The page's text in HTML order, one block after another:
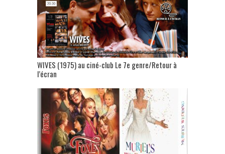
WIVES (1975) au ciné-club Le 7e genre/Retour à
l’écran